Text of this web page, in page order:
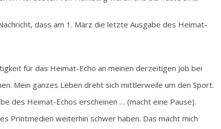
dass am 1. März die letzte Ausgabe des Heimat-
für das Heimat-Echo an meinen derzeitigen Job bei
Mein ganzes Leben dreht sich mittlerweile um den Sport.
des Heimat-Echos erscheinen … (macht eine Pause).
Printmedien weiterhin schwer haben. Das macht mich